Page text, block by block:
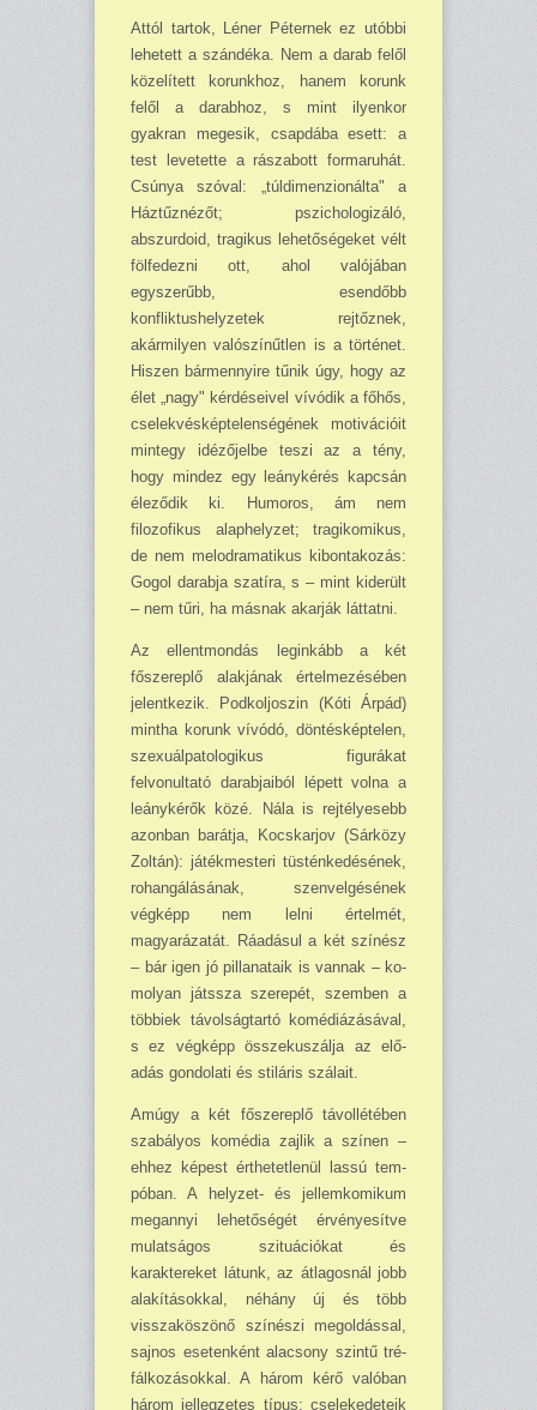
Attól tartok, Léner Péter­nek ez utóbbi
lehetett a szán­déka. Nem a darab felől
kö­zelített korunkhoz, hanem korunk
felől a darabhoz, s mint ilyenkor
gyakran meg­esik, csapdába esett: a
test levetette a rászabott forma­ruhát.
Csúnya szóval: „túl­dimenzionálta" a
Háztűzné­zőt; pszi­chologizáló,
abszurdoid, tragikus lehetőségeket vélt
fölfedezni ott, ahol való­jában
egyszerűbb, esendőbb
konfliktushelyzetek rejtőz­nek,
akármilyen valószínűt­len is a történet.
Hiszen bár­mennyire tűnik úgy, hogy az
élet „nagy" kérdéseivel vívó­dik a főhős,
cselekvéskép­telen­sé­gének motivációit
mint­egy idézőjelbe teszi az a tény,
hogy mindez egy leánykérés kapcsán
éleződik ki. Humo­ros, ám nem
filozofikus alap­helyzet; tragikomikus,
de nem melodramatikus kibon­takozás:
Gogol darabja sza­tíra, s – mint kiderült
– nem tűri, ha másnak akar­ják láttatni.
Az ellentmondás leginkább a két
főszereplő alakjának ér­telmezésében
jelentkezik. Pod­koljoszin (Kóti Árpád)
mintha korunk vívódó, dön­tésképtelen,
szexuálpatologikus figurákat
felvonultató darabjaiból lépett volna a
leánykérők közé. Nála is rej­télyesebb
azonban barátja, Kocskarjov (Sárközy
Zoltán): játékmesteri tüsténkedésének,
rohangálásának, szenvelgésé­nek
végképp nem lelni értel­mét,
magyarázatát. Ráadásul a két színész
– bár igen jó pillanataik is vannak – ko­
molyan játssza szerepét, szemben a
többiek távolság­tartó komédiázásával,
s ez végképp összekuszálja az elő­
adás gondolati és stiláris szá­lait.
Amúgy a két főszereplő tá­vollétében
szabályos komédia zajlik a színen –
ehhez ké­pest érthetetlenül lassú tem­
póban. A helyzet- és jellem­komikum
megannyi lehetősé­gét érvé­nye­sítve
mulatságos szituációkat és
karaktereket látunk, az átlagosnál jobb
alakításokkal, néhány új és több
visszaköszönő színészi megoldással,
sajnos eseten­ként alacsony szintű tré­
fálkozásokkal. A három kérő valóban
három jellegzetes típus; cselekedeteik